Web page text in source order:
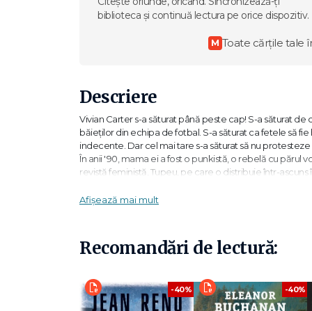
biblioteca și continuă lectura pe orice dispozitiv.
M Toate cărțile tale
Descriere
Vivian Carter s-a săturat până peste cap! S-a săturat
băieţilor din echipa de fotbal. S-a săturat ca fetele să
indecente. Dar cel mai tare s-a săturat să nu
În anii '90, mama ei a fost o punkistă, o rebelă cu părul
revistă feministă, Tupeu, pe care o distribuie într-
încetul, îşi dă seama că, fără să vrea, a declanşat o
neapărat!" - School Library Journal
noua mea carte preferată. Sunt mândră să mă
alătur Tupeistelor!" - Jennifer Niven, autoarea
Afișează mai mult
Recomandări de lectură:
-40% -40%